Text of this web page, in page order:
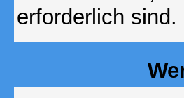
erforderlich sind.